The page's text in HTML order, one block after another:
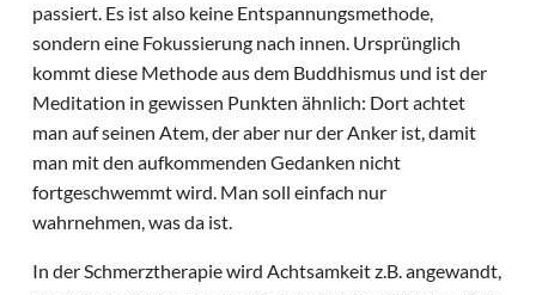
passiert. Es ist also keine Entspannungsmethode,
sondern eine Fokussierung nach innen. Ursprünglich
kommt diese Methode aus dem Buddhismus und ist der
Meditation in gewissen Punkten ähnlich: Dort achtet
man auf seinen Atem, der aber nur der Anker ist, damit
man mit den aufkommenden Gedanken nicht
fortgeschwemmt wird. Man soll einfach nur
wahrnehmen, was da ist.
In der Schmerztherapie wird Achtsamkeit z.B. angewandt,